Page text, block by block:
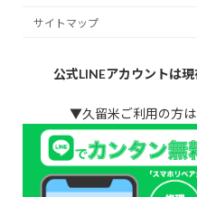
サイトマップ
公式LINEアカウントは現
▼久留米ご利用の方